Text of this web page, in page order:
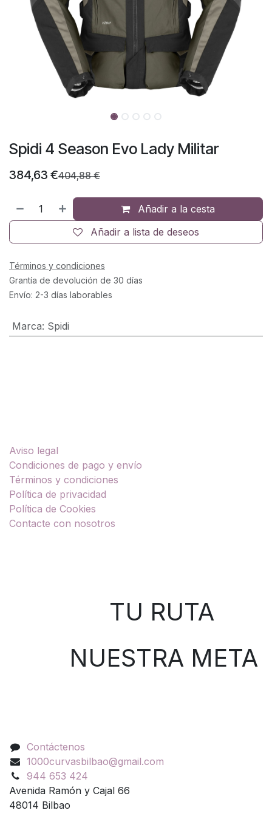
Spidi 4 Season Evo Lady Militar
384,63 €404,88€
Añadir a la cesta
Añadir a lista de deseos
Términos y condiciones
Grantía de devolución de 30 días
Envío: 2-3 días laborables
Marca: Spidi
Aviso legal
Condiciones de pago y envío
Términos y condiciones
Política de privacidad
Política de Cookies
Contacte con nosotros
TU RUTA
NUESTRA META
Contáctenos
1000curvasbilbao@gmail.com
944 653 424
Avenida Ramón y Cajal 66
48014 Bilbao